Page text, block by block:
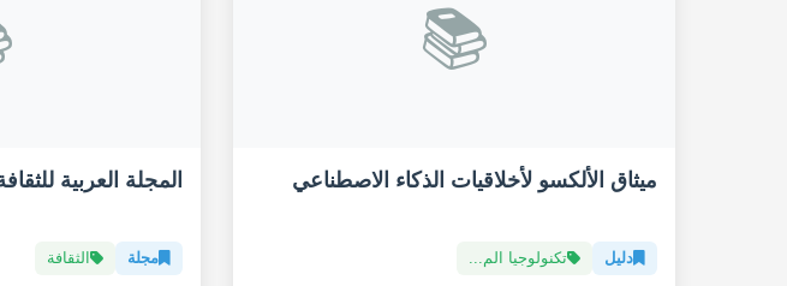
📚
ميثاق الألكسو لأخلاقيات الذكاء الاصطناعي
دليل تكنولوجيا الم...
المجلة العربية
مجلة الثقافة